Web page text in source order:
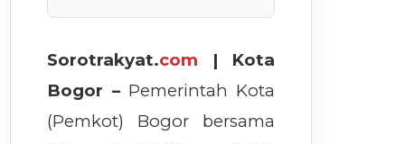
Sorotrakyat.com | Kota
Bogor –Pemerintah Kota
(Pemkot) Bogor bersama